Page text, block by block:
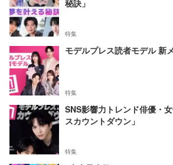
秘訣」
特集
モデルプレス読者モデル 新
特集
SNS影響力トレンド俳優・
スカウントダウン」
特集